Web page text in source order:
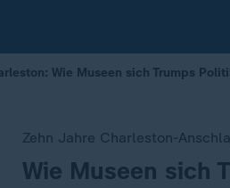
Wie Museen sich Trumps
Zehn Jahre Charleston-
:
Wie Museen sich